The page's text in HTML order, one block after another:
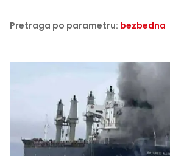
Pretraga po parametru: bezbedna